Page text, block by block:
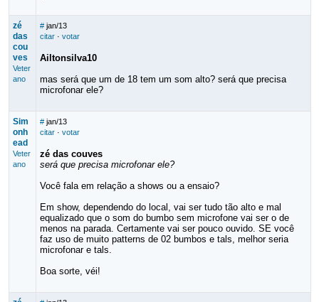
zé
das
cou
ves
Veter
ano
# jan/13
citar· votar
Ailtonsilva10
mas será que um de 18 tem um som alto? será que precisa
microfonar ele?
Sim
onh
ead
Veter
ano
# jan/13
citar· votar
zé das couves
será que precisa microfonar ele?
Você fala em relação a shows ou a ensaio?
Em show, dependendo do local, vai ser tudo tão alto e mal
equalizado que o som do bumbo sem microfone vai ser o de
menos na parada. Certamente vai ser pouco ouvido. SE você
faz uso de muito patterns de 02 bumbos e tals, melhor seria
microfonar e tals.
Boa sorte, véi!